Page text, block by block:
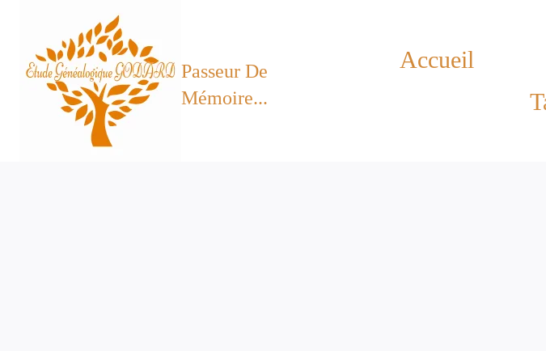
contenu
Passeur De
Mémoire...
Accueil